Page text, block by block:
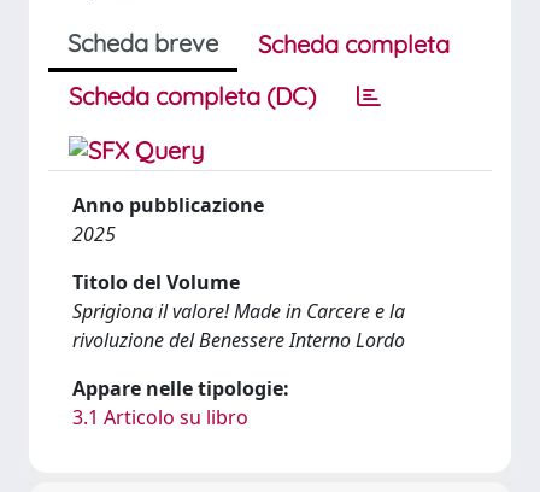
Scheda breve
Scheda completa
Scheda completa (DC)
Anno pubblicazione
2025
Titolo del Volume
Sprigiona il valore! Made in Carcere e la
rivoluzione del Benessere Interno Lordo
Appare nelle tipologie:
3.1 Articolo su libro